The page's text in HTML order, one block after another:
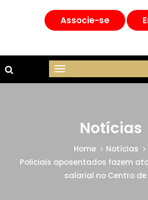
Associe-se
Notícias
Home
Notícias
Policiais aposentados fazem
salarial no Centro de